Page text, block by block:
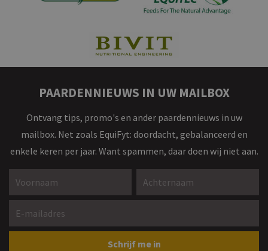
PAARDENNIEUWS IN UW MAILBOX
Ontvang tips, promo's en ander paardennieuws in uw
mailbox. Net zoals EquiFyt: doordacht, gebalanceerd en
enkele keren per jaar. Want spammen, daar doen wij niet aan.
Voornaam *
Achternaam *
E-mailadres *
Gelieve dit veld leeg te laten
Schrijf me in